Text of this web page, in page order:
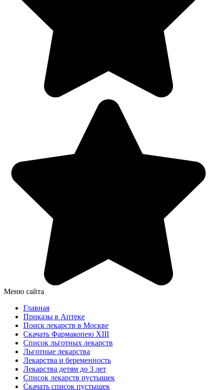
Меню сайта
Главная
Приказы в Аптеке
Поиск лекарств в Москве
Скачать Фармакопею XIII
Список льготных лекарств
Льготные лекарства
Лекарства и беременность
Лекарства детям до 3 лет
Список лекарств пустышек
Скачать список пустышек